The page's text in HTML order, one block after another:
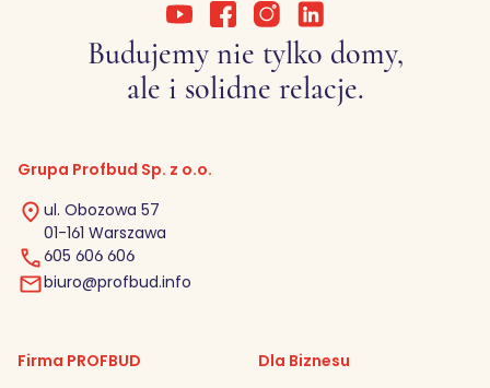
Budujemy nie tylko domy,
ale i solidne relacje.
Grupa Profbud Sp. z o.o.
ul. Obozowa 57
01-161 Warszawa
605 606 606
biuro@profbud.info
Firma PROFBUD
Dla Biznesu